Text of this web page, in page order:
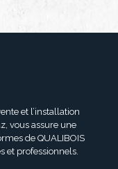
et l’installation
vous assure une
de QUALIBOIS
et professionnels.